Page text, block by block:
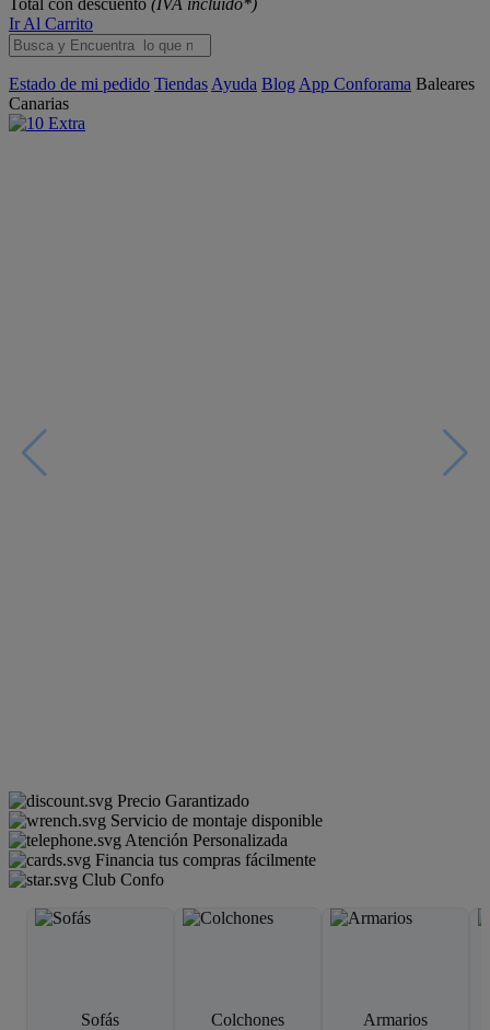
Total con descuento (IVA incluido*)
Ir Al Carrito
Estado de mi pedido Tiendas Ayuda Blog App Conforama Baleares
Canarias
Precio Garantizado
Servicio de montaje disponible
Atención Personalizada
Financia tus compras fácilmente
Club Confo
Sofás Colchones Armarios